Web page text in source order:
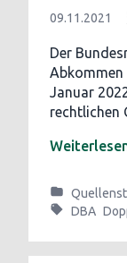
09.11.2021
Der
Abkommen
Januar
rechtlichen
DBA